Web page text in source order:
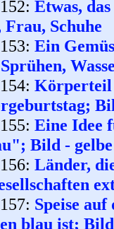
Etwas,
Frau, Schuhe
Ein
Körperteil
Eine Idee
Bild - gelbe
Länder,
Speise
blau ist;